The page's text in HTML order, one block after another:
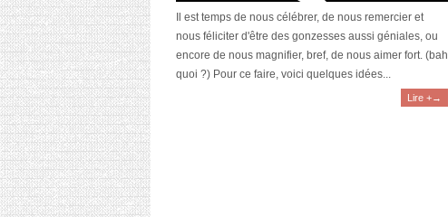
Il est temps de nous célébrer, de nous remercier et
nous féliciter d'être des gonzesses aussi géniales, ou
encore de nous magnifier, bref, de nous aimer fort. (bah
quoi ?) Pour ce faire, voici quelques idées...
Lire +→